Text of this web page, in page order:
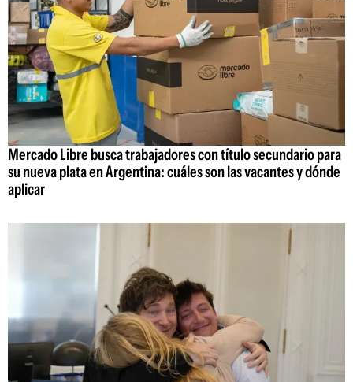
Mercado Libre busca trabajadores con título secundario para
su nueva plata en Argentina: cuáles son las vacantes y dónde
aplicar